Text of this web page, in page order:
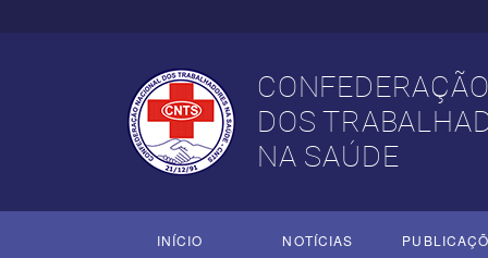
DOS
NA SAÚDE
INÍCIO NOTÍCIAS